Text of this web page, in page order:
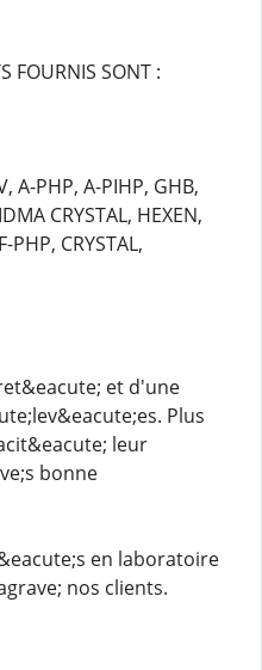
FOURNIS SONT :
A-PHP, A-PIHP, GHB,
CRYSTAL, HEXEN,
PHP, CRYSTAL,
et d'une
Plus
leur
bonne
en laboratoire
nos clients.